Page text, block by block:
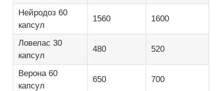
Нейродоз 60
капсул
1560 1600
Ловелас 30
капсул
480 520
Верона 60
капсул
650 700